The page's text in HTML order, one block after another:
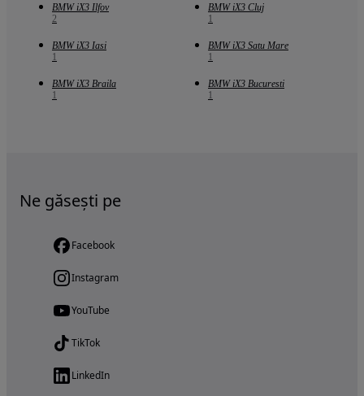
BMW iX3 Ilfov
2
BMW iX3 Cluj
1
BMW iX3 Iasi
1
BMW iX3 Satu Mare
1
BMW iX3 Braila
1
BMW iX3 Bucuresti
1
Ne găsești pe
Facebook
Instagram
YouTube
TikTok
LinkedIn